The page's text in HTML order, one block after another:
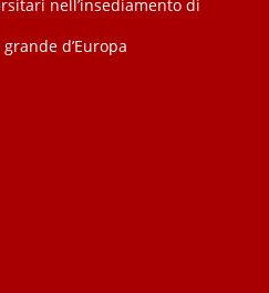
nell’insediamento di
d’Europa